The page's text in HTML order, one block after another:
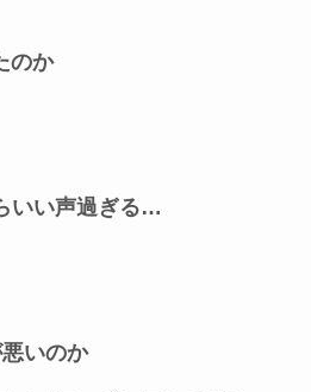
のか
いい声過ぎる…
いのか